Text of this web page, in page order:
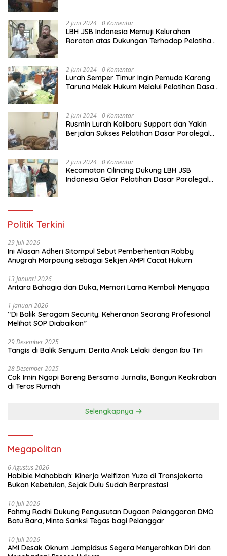
2 Juni 2024 0 Komentar
LBH JSB Indonesia Memuji Kelurahan
Rorotan atas Dukungan Terhadap Pelatihan
2 Juni 2024 0 Komentar
Lurah Semper Timur Ingin Pemuda Karang
Taruna Melek Hukum Melalui Pelatihan Dasar
2 Juni 2024 0 Komentar
Rusmin Lurah Kalibaru Support dan Yakin
Berjalan Sukses Pelatihan Dasar Paralegal
2 Juni 2024 0 Komentar
Kecamatan Cilincing Dukung LBH JSB
Indonesia Gelar Pelatihan Dasar Paralegal
Politik Terkini
29 Juli 2026
Ini Alasan Adheri Sitompul Sebut Pemberhentian Robby
Anugrah Marpaung sebagai Sekjen AMPI Cacat Hukum
13 Januari 2026
Antara Bahagia dan Duka, Memori Lama Kembali Menyapa
1 Januari 2026
“Di Balik Seragam Security: Keheranan Seorang Profesional
Melihat SOP Diabaikan”
29 Desember 2025
Tangis di Balik Senyum: Derita Anak Lelaki dengan Ibu Tiri
28 Desember 2025
Cak Imin Ngopi Bareng Bersama Jurnalis, Bangun Keakraban
di Teras Rumah
Selengkapnya
Megapolitan
6 Agustus 2026
Habibie Mahabbah: Kinerja Welfizon Yuza di Transjakarta
Bukan Kebetulan, Sejak Dulu Sudah Berprestasi
10 Juli 2026
Fahmy Radhi Dukung Pengusutan Dugaan Pelanggaran DMO
Batu Bara, Minta Sanksi Tegas bagi Pelanggar
10 Juli 2026
AMI Desak Oknum Jampidsus Segera Menyerahkan Diri dan